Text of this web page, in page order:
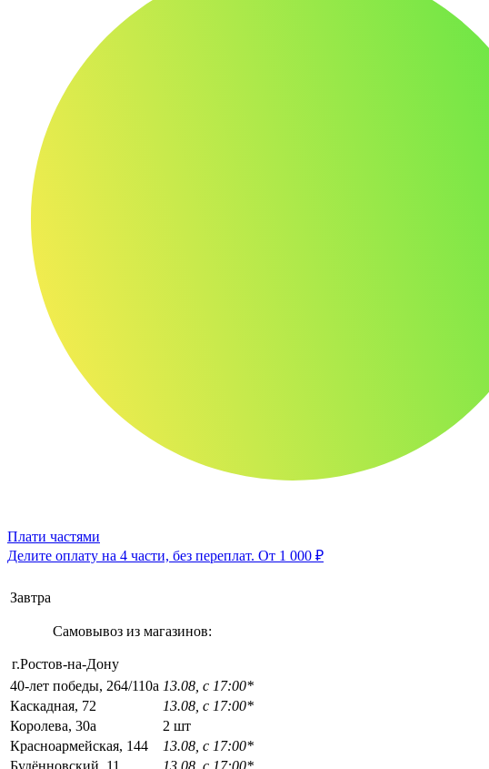
Плати частями
Делите оплату на 4 части, без переплат. От 1 000 ₽
Завтра
Самовывоз из магазинов:
г.Ростов-на-Дону
40-лет победы, 264/110а 13.08, с 17:00*
Каскадная, 72
13.08, с 17:00*
Королева, 30а
2 шт
Красноармейская, 144
13.08, с 17:00*
Будённовский, 11
13.08, с 17:00*